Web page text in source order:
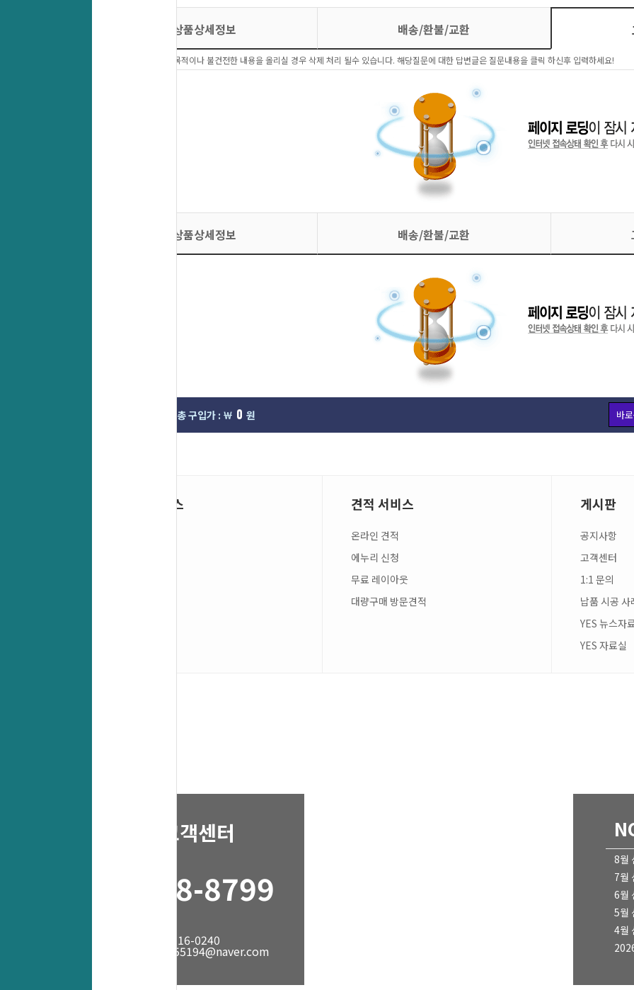
상품상세정보 배송/환불/교환
상품문의 이외에 다른목적이나 불건전한 내용을 올리실 경우 삭제 처리 될수 있습니다. 해당질문에 대한 답변글은 질문내용을 클릭 하신후 입력하세요!
상품상세정보 배송/환불/교환
총 구입가 : ￦ 0 원 바
인기 서비스 견적 서비스
온라인 견적
에누리 신청
무료 레이아웃
대량구매 방문견적
게시판
공지사항
고객센터
1:1 문의
납품 시공 사
YES 뉴스자
YES 자료실
고객센터
1688-8799
fax. 031-316-0240
mail. yes55194@naver.com
8월
7월
6월
5월
4월